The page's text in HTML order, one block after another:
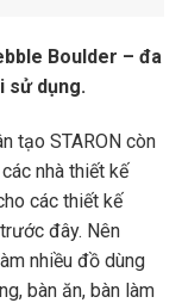
Boulder – đa
sử dụng.
tạo STARON còn
nhà thiết kế
các thiết kế
đây. Nên
nhiều đồ dùng
bàn ăn, bàn làm